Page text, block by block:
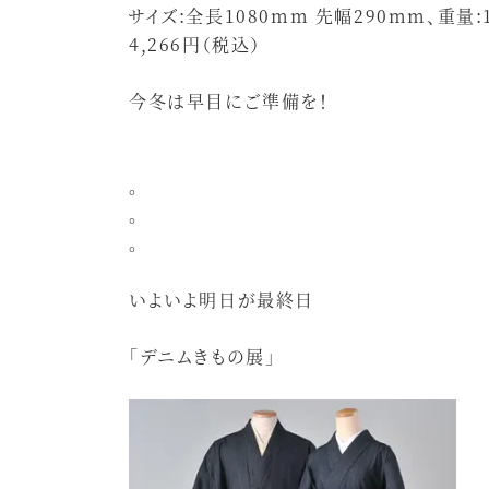
サイズ:全長1080mm 先幅290mm、重量
4,266円（税込）
今冬は早目にご準備を！
。
。
。
いよいよ明日が最終日
「デニムきもの展」